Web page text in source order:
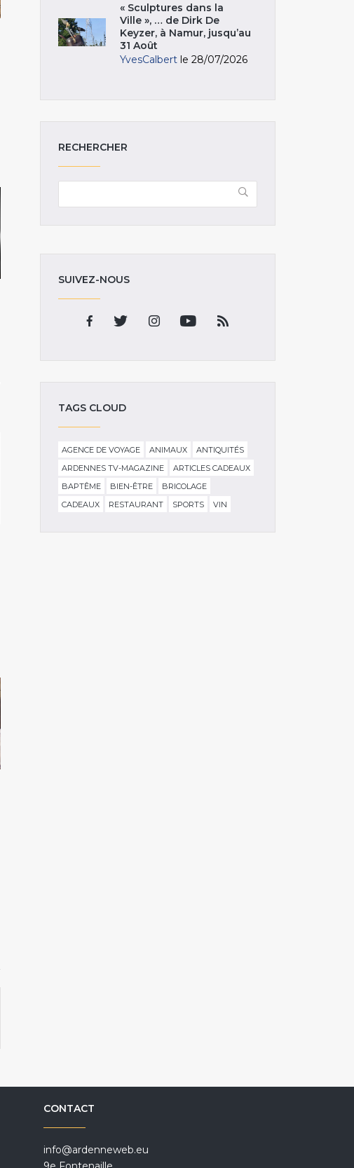
« Sculptures dans la
Ville », … de Dirk De
Keyzer, à Namur, jusqu’au
31 Août
YvesCalbert le 28/07/2026
RECHERCHER
SUIVEZ-NOUS
TAGS CLOUD
AGENCE DE VOYAGE ANIMAUX
ANTIQUITÉS
ARDENNES TV-MAGAZINE
ARTICLES CADEAUX
BAPTÊME
BIEN-ÊTRE
BRICOLAGE
CADEAUX
RESTAURANT SPORTS VIN
CONTACT
info@ardenneweb.eu